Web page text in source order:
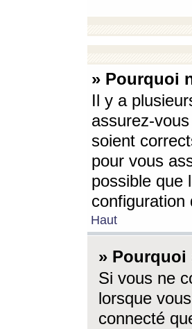
» Pourquoi
Il y a
assurez-
soient
pour vous
possible que
configuration
Haut
» Pourquoi
Si vous ne
lorsque
connecté